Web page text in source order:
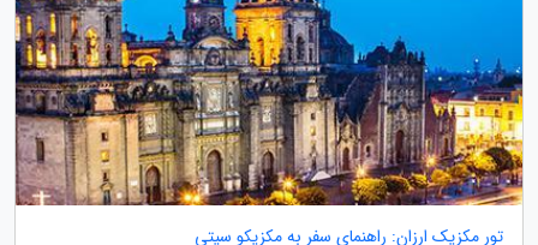
تور مکزیک ارزان: راهنمای سفر به مکزیکو سیتی